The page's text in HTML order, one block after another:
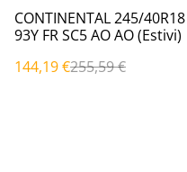
%
CONTINENTAL 245/40R18
93Y FR SC5 AO AO (Estivi)
144,19 €255,59 €